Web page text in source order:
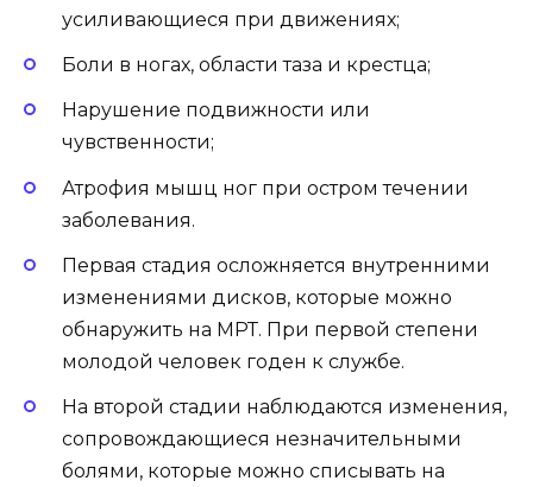
усиливающиеся при движениях;
Боли в ногах, области таза и крестца;
Нарушение подвижности или
чувственности;
Атрофия мышц ног при остром течении
заболевания.
Первая стадия осложняется внутренними
изменениями дисков, которые можно
обнаружить на МРТ. При первой степени
молодой человек годен к службе.
На второй стадии наблюдаются изменения,
сопровождающиеся незначительными
болями, которые можно списывать на